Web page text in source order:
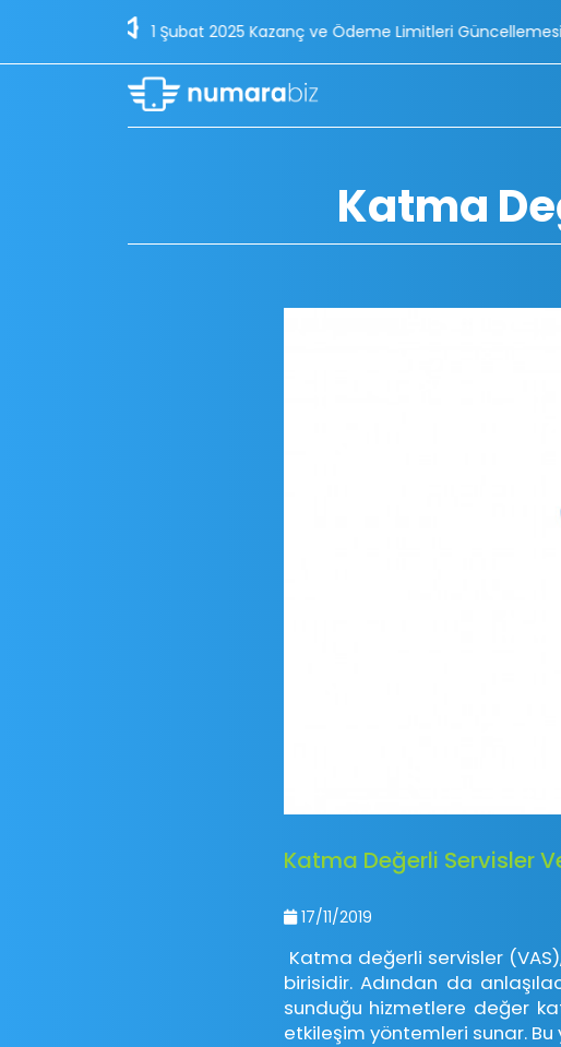
Şubat 2025 Kazanç ve Ödeme Limitleri Güncellemesi - 30/01/2026
Katma
Katma Değerli Servisler
17/11/2019
Katma değerli servisler
birisidir. Adından da
sunduğu hizmetlere değer
etkileşim yöntemleri sunar. Bu